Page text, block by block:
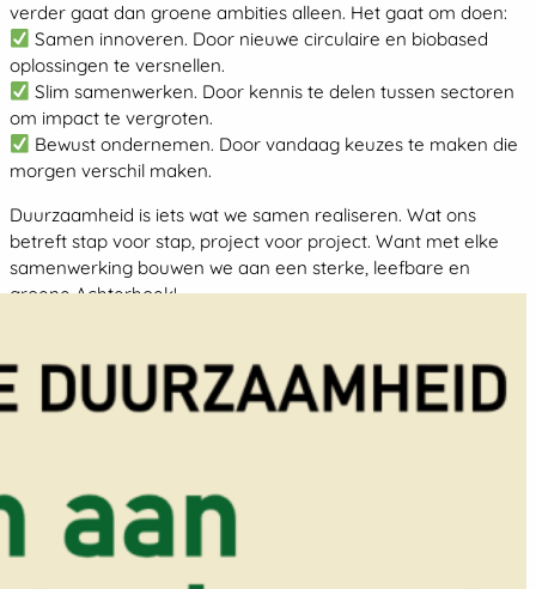
verder gaat dan groene ambities alleen. Het gaat om doen:
Samen innoveren. Door nieuwe circulaire en biobased
oplossingen te versnellen.
Slim samenwerken. Door kennis te delen tussen sectoren
om impact te vergroten.
Bewust ondernemen. Door vandaag keuzes te maken die
morgen verschil maken.
Duurzaamheid is iets wat we samen realiseren. Wat ons
betreft stap voor stap, project voor project. Want met elke
samenwerking bouwen we aan een sterke, leefbare en
groene Achterhoek!